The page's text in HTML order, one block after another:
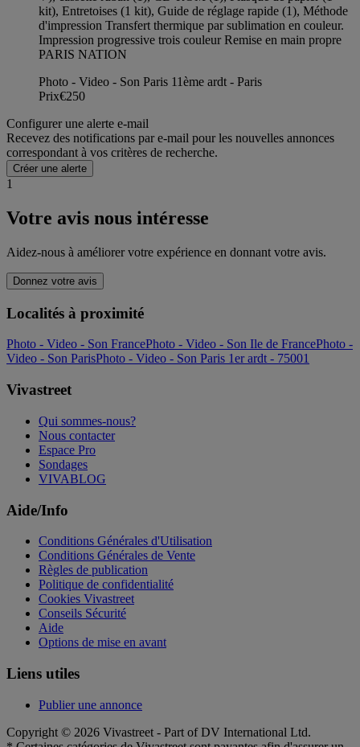
kit), Entretoises (1 kit), Guide de réglage rapide (1), Méthode
d'impression Transfert thermique par sublimation en couleur.
Impression progressive trois couleur Remise en main propre
PARIS NATION
Photo - Video - Son Paris 11ème ardt - Paris
Prix€250
Configurer une alerte e-mail
Recevez des notifications par e-mail pour les nouvelles annonces
correspondant à vos critères de recherche.
Créer une alerte
1
Votre avis nous intéresse
Aidez-nous à améliorer votre expérience en donnant votre avis.
Donnez votre avis
Localités à proximité
Photo - Video - Son FrancePhoto - Video - Son Ile de FrancePhoto -
Video - Son ParisPhoto - Video - Son Paris 1er ardt - 75001
Vivastreet
Qui sommes-nous?
Nous contacter
Espace Pro
Sondages
VIVABLOG
Aide/Info
Conditions Générales d'Utilisation
Conditions Générales de Vente
Règles de publication
Politique de confidentialité
Cookies Vivastreet
Conseils Sécurité
Aide
Options de mise en avant
Liens utiles
Publier une annonce
Copyright © 2026 Vivastreet - Part of DV International Ltd.